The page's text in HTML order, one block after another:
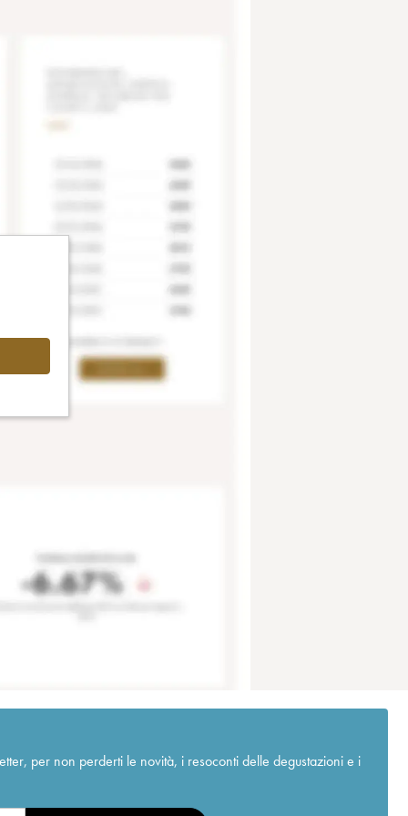
per non perderti le novità, i resoconti delle degustazioni e i